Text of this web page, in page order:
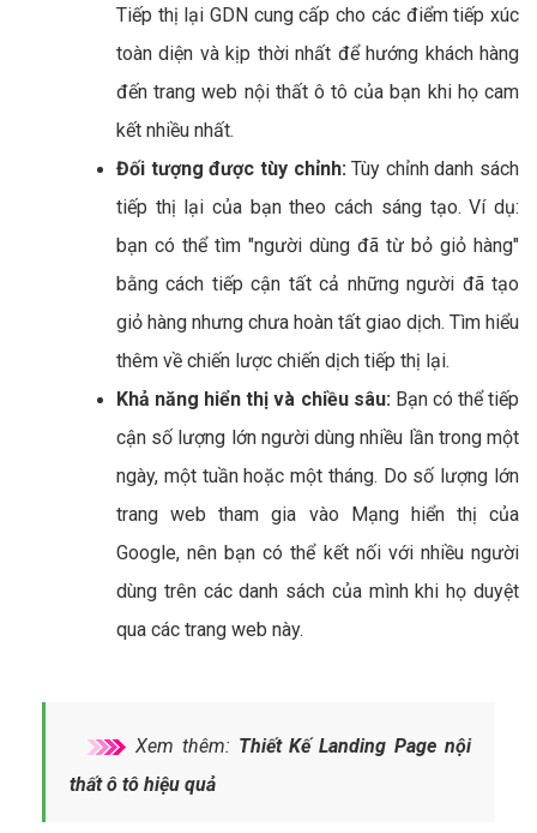
Tiếp thị lại GDN cung cấp cho các điểm tiếp xúc
toàn diện và kịp thời nhất để hướng khách hàng
đến trang web nội thất ô tô của bạn khi họ cam
kết nhiều nhất.
Đối tượng được tùy chỉnh: Tùy chỉnh danh sách
tiếp thị lại của bạn theo cách sáng tạo. Ví dụ:
bạn có thể tìm "người dùng đã từ bỏ giỏ hàng"
bằng cách tiếp cận tất cả những người đã tạo
giỏ hàng nhưng chưa hoàn tất giao dịch. Tìm hiểu
thêm về chiến lược chiến dịch tiếp thị lại.
Khả năng hiển thị và chiều sâu: Bạn có thể tiếp
cận số lượng lớn người dùng nhiều lần trong một
ngày, một tuần hoặc một tháng. Do số lượng lớn
trang web tham gia vào Mạng hiển thị của
Google, nên bạn có thể kết nối với nhiều người
dùng trên các danh sách của mình khi họ duyệt
qua các trang web này.
Xem thêm: Thiết Kế Landing Page nội
thất ô tô hiệu quả